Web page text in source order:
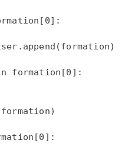
formation[0]:
in formation[0]: